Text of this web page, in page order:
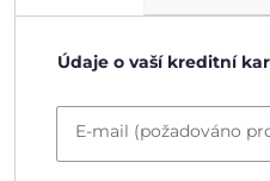
Údaje o vaší kreditní
E-mail (požadováno